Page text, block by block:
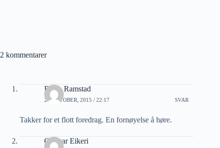
2 kommentarer
Bjørn Ramstad
23 OKTOBER, 2015 / 22:17 SVAR
Takker for et flott foredrag. En fornøyelse å høre.
Oddvar Eikeri